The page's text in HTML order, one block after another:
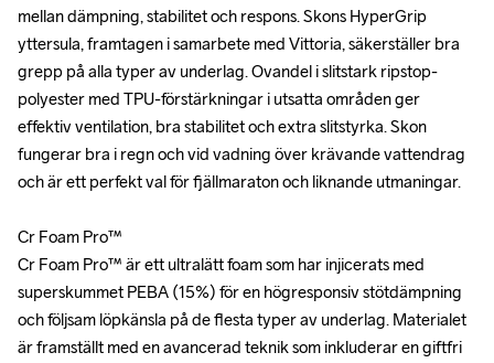
mellan dämpning, stabilitet och respons. Skons HyperGrip
yttersula, framtagen i samarbete med Vittoria, säkerställer bra
grepp på alla typer av underlag. Ovandel i slitstark ripstop-
polyester med TPU-förstärkningar i utsatta områden ger
effektiv ventilation, bra stabilitet och extra slitstyrka. Skon
fungerar bra i regn och vid vadning över krävande vattendrag
och är ett perfekt val för fjällmaraton och liknande utmaningar.
Cr Foam Pro™
Cr Foam Pro™ är ett ultralätt foam som har injicerats med
superskummet PEBA (15%) för en högresponsiv stötdämpning
och följsam löpkänsla på de flesta typer av underlag. Materialet
är framställt med en avancerad teknik som inkluderar en giftfri
mellan dämpning, stabilitet och respons. Skons HyperGrip
yttersula, framtagen i samarbete med Vittoria, säkerställer bra
grepp på alla typer av underlag. Ovandel i slitstark ripstop-
polyester med TPU-förstärkningar i utsatta områden ger
effektiv ventilation, bra stabilitet och extra slitstyrka. Skon
fungerar bra i regn och vid vadning över krävande vattendrag
och är ett perfekt val för fjällmaraton och liknande utmaningar.
Cr Foam Pro™
Cr Foam Pro™ är ett ultralätt foam som har injicerats med
superskummet PEBA (15%) för en högresponsiv stötdämpning
och följsam löpkänsla på de flesta typer av underlag. Materialet
är framställt med en avancerad teknik som inkluderar en giftfri